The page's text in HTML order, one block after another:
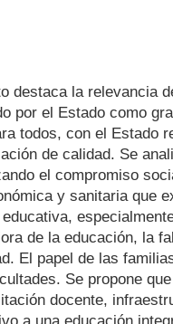
destaca la relevancia
por el Estado como
todos, con el Estado
de calidad. Se
el compromiso
y sanitaria que
de la educación, la
El papel de las
Se propone
docente,